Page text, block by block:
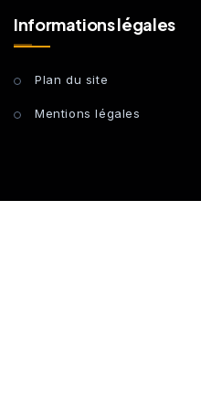
Informations légales
Plan du site
Mentions légales